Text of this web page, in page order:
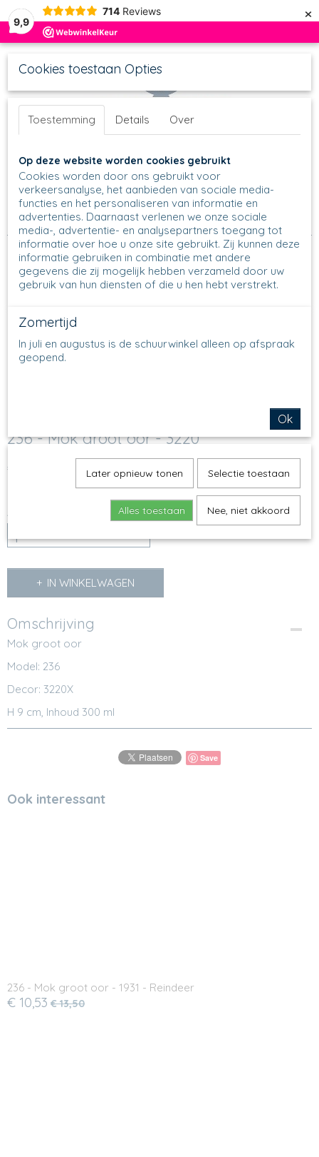
9,9
714 Reviews ×
Geen producten
Home>Mokken>Rechte mokken>236 - Rechte mok groot
oor 300 ml>236 - Mok groot oor - 3220
236 - Mok groot oor - 3220
€ 14,50 (inclusief btw 21%)
Op voorraad
Aantal
IN WINKELWAGEN
Omschrijving
Mok groot oor
Model: 236
Decor: 3220X
H 9 cm, Inhoud 300 ml
Save
Ook interessant
236 - Mok groot oor - 1931 - Reindeer
€ 10,53 € 13,50
Cookies toestaan Opties
Toestemming Details Over
Op deze website worden cookies gebruikt
Cookies worden door ons gebruikt voor
verkeersanalyse, het aanbieden van sociale media-
functies en het personaliseren van informatie en
advertenties. Daarnaast verlenen we onze sociale
media-, advertentie- en analysepartners toegang tot
informatie over hoe u onze site gebruikt. Zij kunnen deze
informatie gebruiken in combinatie met andere
gegevens die zij mogelijk hebben verzameld door uw
gebruik van hun diensten of die u hen hebt verstrekt.
Zomertijd
In juli en augustus is de schuurwinkel alleen op afspraak
geopend.
Ok
Later opnieuw tonen Selectie toestaan
Alles toestaan Nee, niet akkoord